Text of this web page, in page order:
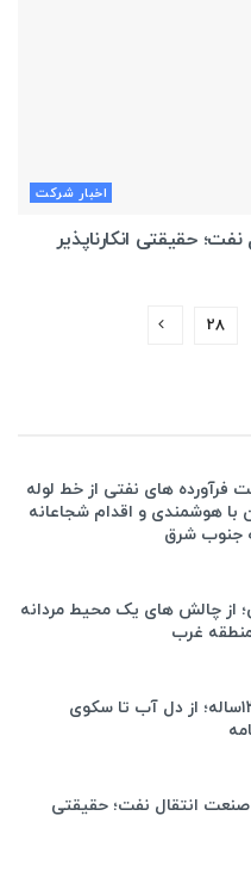
اخبار شركت
حقیقتی انکارناپذیر
28
فرآورده های نفتی از خط لوله
با هوشمندی و اقدام شجاعانه
جنوب شرق
از چالش های یک محیط مردانه
منطقه غرب
راز موفقیت یاسمین ۱۳ساله؛ از دل آب تا سکوی
صنعت انتقال نفت؛ حقیقتی